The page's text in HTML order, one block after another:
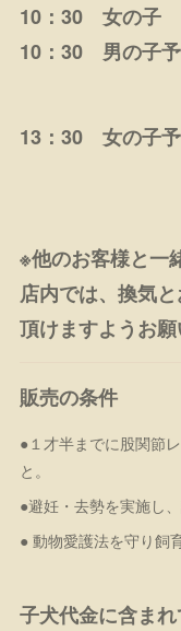
10：30 女の
10：30 男の子
13：30 女の子
※他のお客様と一
店内では、換気
頂けますようお願
販売の条件
●１才半までに股関節
と。
●避妊・去勢を実施し
● 動物愛護法を守り飼
子犬代金に含ま